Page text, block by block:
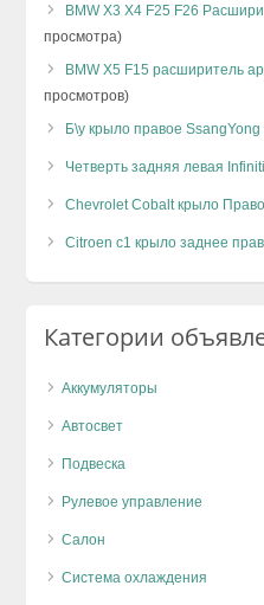
BMW X3 X4 F25 F26
просмотра)
BMW X5 F15 расширитель
просмотров)
Б\у крыло правое
Четверть задняя левая
Chevrolet Cobalt крыло
Citroen c1 крыло заднее
Категории
Аккумуляторы
Автосвет
Подвеска
Рулевое управление
Салон
Система охлаждения